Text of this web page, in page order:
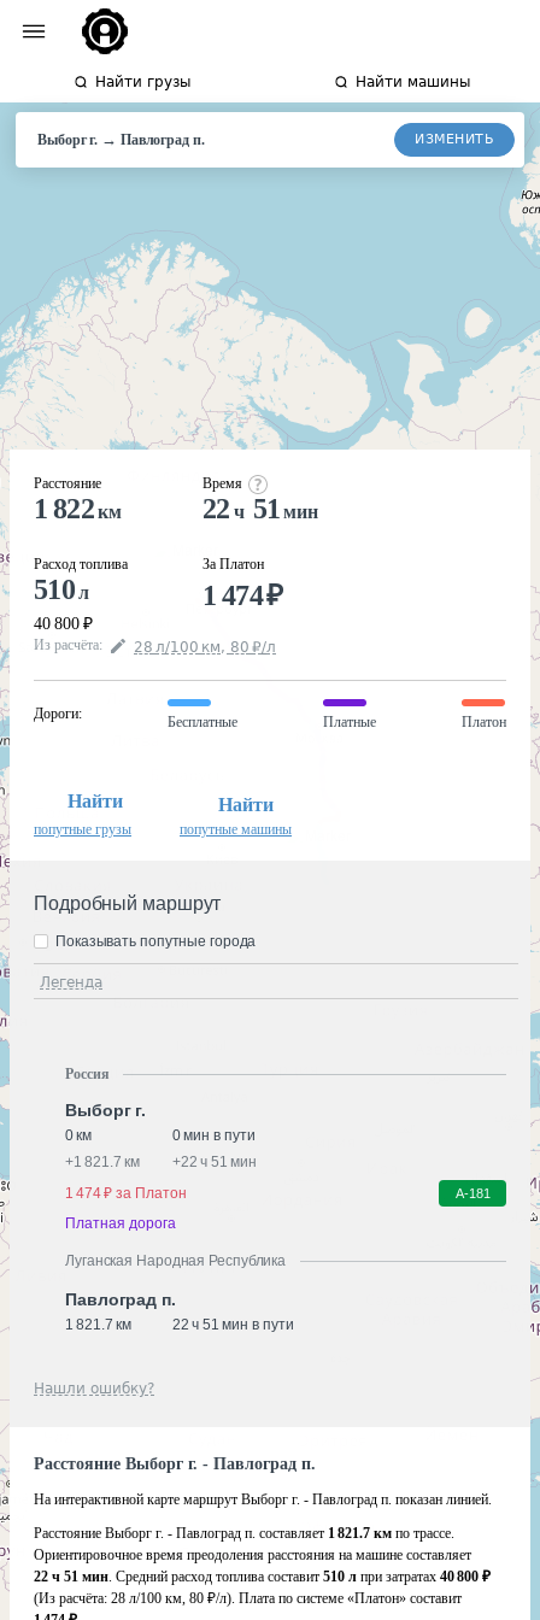
Найти грузы Найти машины
Выборг г. → Павлоград п. ИЗМЕНИТЬ
Расстояние
1 822км
Расход топлива
510л
40 800 ₽
Время
22 ч 51 мин
За Платон
1 474₽
Из расчёта: 28 л/100 км, 80 ₽/л
Дороги:
Бесплатные Платные Платон
Найти
попутные грузы
Найти
попутные машины
Подробный маршрут
Легенда
Показывать попутные города
Россия
Выборг г.
0 км
0 мин в пути
+1 821.7 км +22 ч 51 мин
1 474 ₽ за Платон
А-181
Платная дорога
Луганская Народная Республика
Павлоград п.
1 821.7 км 22 ч 51 мин в пути
Нашли ошибку?
Расстояние Выборг г. - Павлоград п.
На интерактивной карте маршрут Выборг г. - Павлоград п. показан линией.
Расстояние Выборг г. - Павлоград п. составляет 1 821.7 км по трассе.
Ориентировочное время преодоления расстояния на машине составляет
22 ч 51 мин. Средний расход топлива составит 510 л при затратах 40 800 ₽
(Из расчёта: 28 л/100 км, 80 ₽/л). Плата по системе «Платон» составит